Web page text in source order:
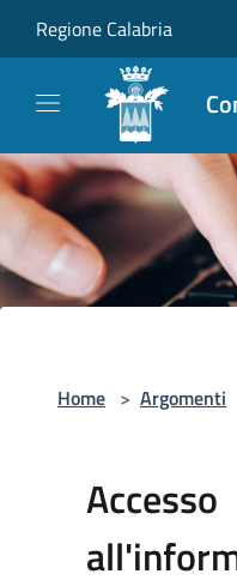
Regione Calabria
Home > Argomenti
Accesso